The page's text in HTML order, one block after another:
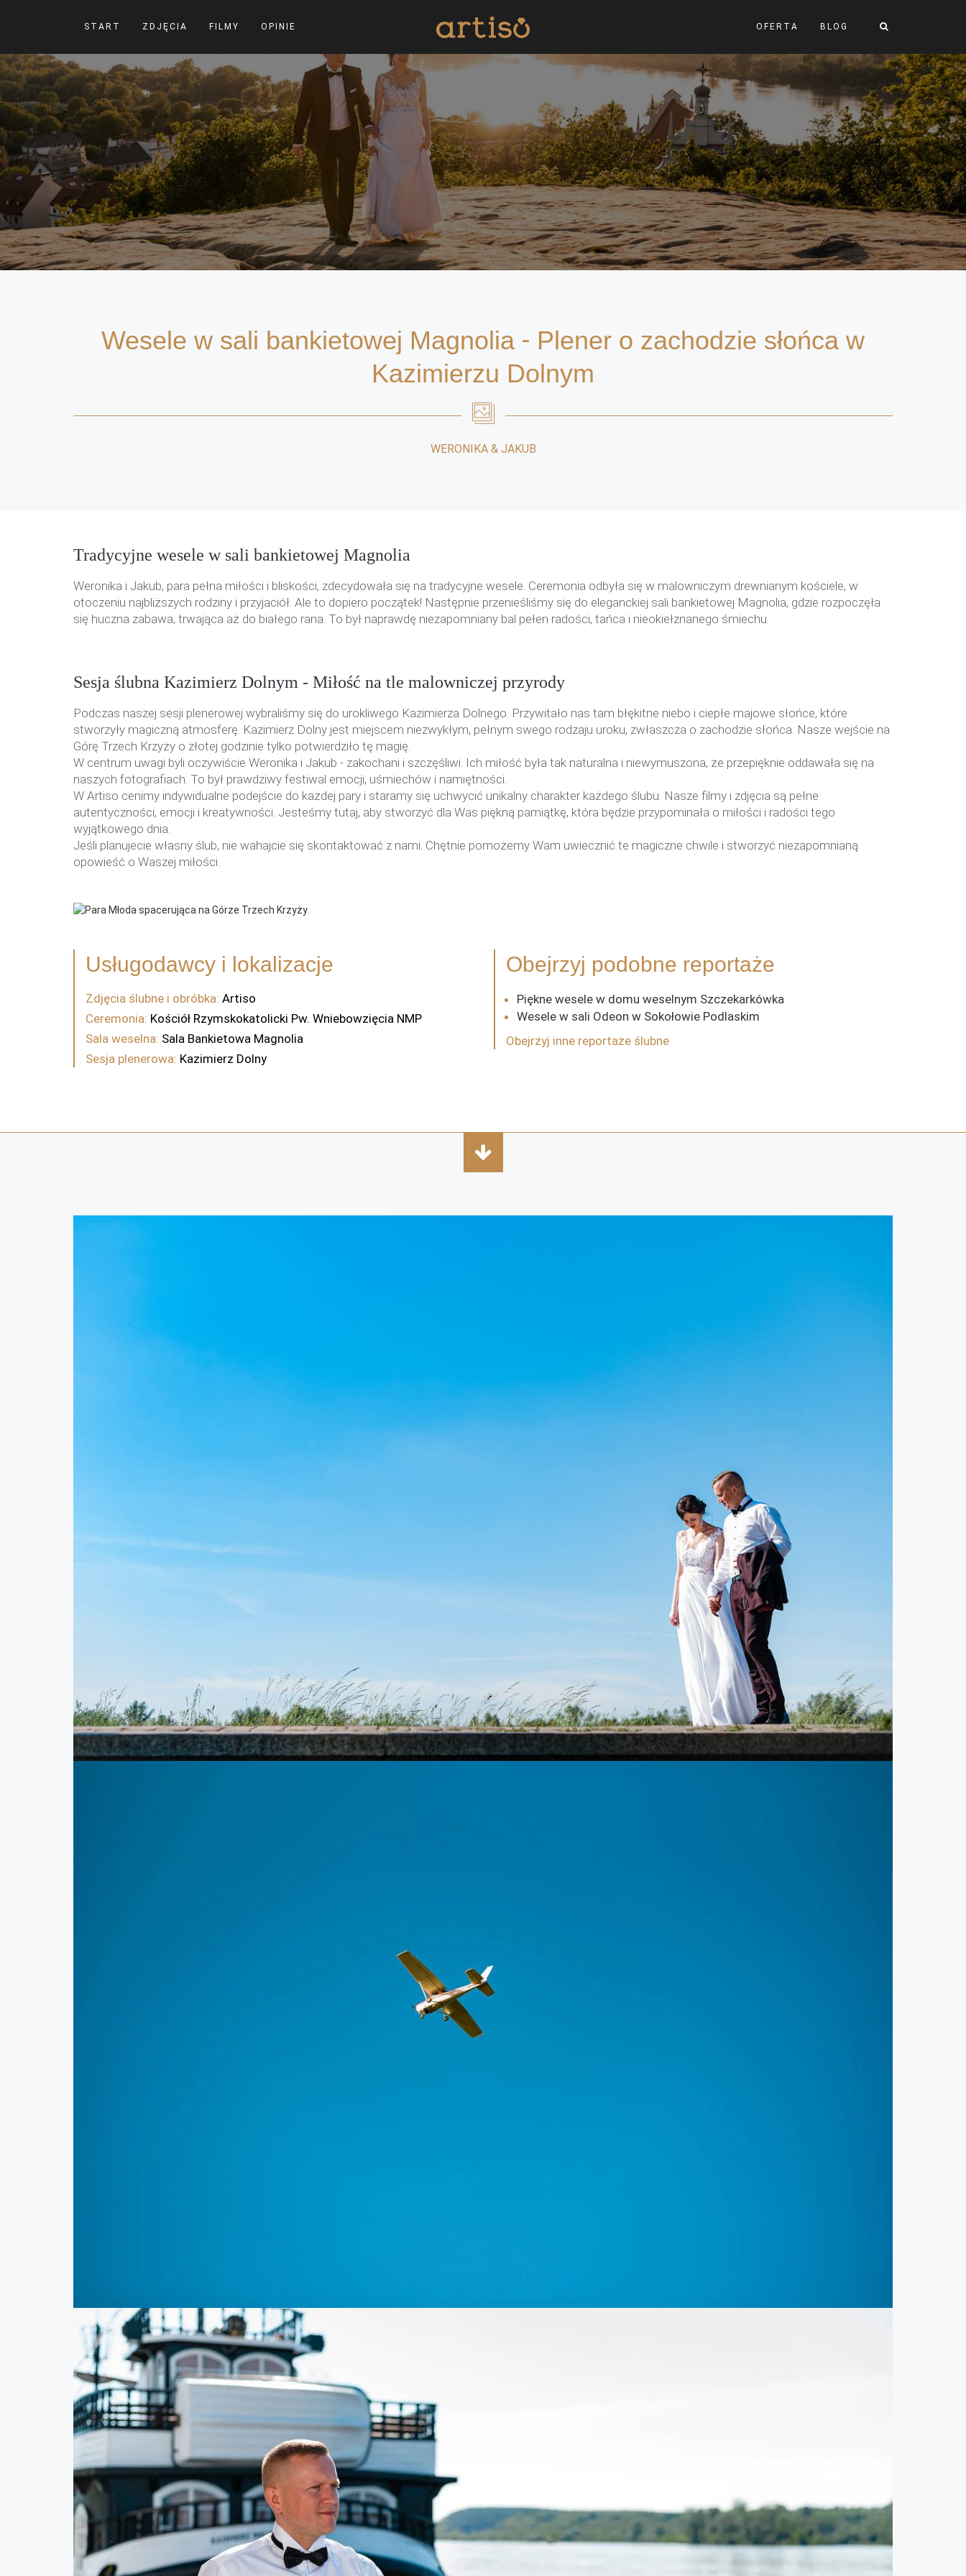
START ZDJĘCIA FILMY OPINIE OFERTA BLOG
Wesele w sali bankietowej Magnolia - Plener o zachodzie słońca w
Kazimierzu Dolnym
WERONIKA & JAKUB
Tradycyjne wesele w sali bankietowej Magnolia
Weronika i Jakub, para pełna miłości i bliskości, zdecydowała się na tradycyjne wesele. Ceremonia odbyła się w malowniczym drewnianym kościele, w
otoczeniu najbliższych rodziny i przyjaciół. Ale to dopiero początek! Następnie przenieśliśmy się do eleganckiej sali bankietowej Magnolia, gdzie rozpoczęła
się huczna zabawa, trwająca aż do białego rana. To był naprawdę niezapomniany bal pełen radości, tańca i nieokiełznanego śmiechu.
Sesja ślubna Kazimierz Dolnym - Miłość na tle malowniczej przyrody
Podczas naszej sesji plenerowej wybraliśmy się do urokliwego Kazimierza Dolnego. Przywitało nas tam błękitne niebo i ciepłe majowe słońce, które
stworzyły magiczną atmosferę. Kazimierz Dolny jest miejscem niezwykłym, pełnym swego rodzaju uroku, zwłaszcza o zachodzie słońca. Nasze wejście na
Górę Trzech Krzyży o złotej godzinie tylko potwierdziło tę magię.
W centrum uwagi byli oczywiście Weronika i Jakub - zakochani i szczęśliwi. Ich miłość była tak naturalna i niewymuszona, że przepięknie oddawała się na
naszych fotografiach. To był prawdziwy festiwal emocji, uśmiechów i namiętności.
W Artiso cenimy indywidualne podejście do każdej pary i staramy się uchwycić unikalny charakter każdego ślubu. Nasze filmy i zdjęcia są pełne
autentyczności, emocji i kreatywności. Jesteśmy tutaj, aby stworzyć dla Was piękną pamiątkę, która będzie przypominała o miłości i radości tego
wyjątkowego dnia.
Jeśli planujecie własny ślub, nie wahajcie się skontaktować z nami. Chętnie pomożemy Wam uwiecznić te magiczne chwile i stworzyć niezapomnianą
opowieść o Waszej miłości.
Usługodawcy i lokalizacje
Zdjęcia ślubne i obróbka: Artiso
Ceremonia: Kościół Rzymskokatolicki Pw. Wniebowzięcia NMP
Sala weselna: Sala Bankietowa Magnolia
Sesja plenerowa: Kazimierz Dolny
Obejrzyj podobne reportaże
Piękne wesele w domu weselnym Szczekarkówka
Wesele w sali Odeon w Sokołowie Podlaskim
Obejrzyj inne reportaże ślubne